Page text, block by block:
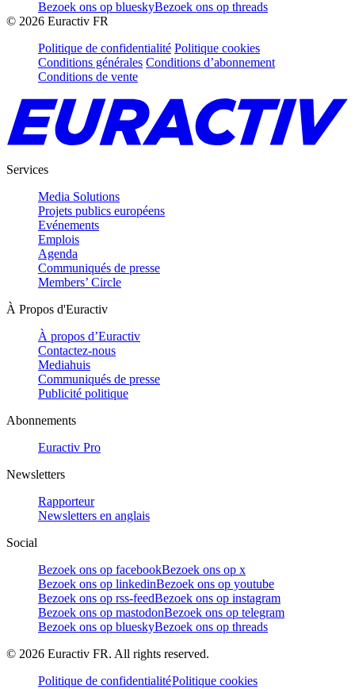
Bezoek ons op blueskyBezoek ons op threads
© 2026 Euractiv FR
Politique de confidentialité Politique cookies
Conditions générales Conditions d’abonnement
Conditions de vente
Services
Media Solutions
Projets publics européens
Evénements
Emplois
Agenda
Communiqués de presse
Members’ Circle
À Propos d'Euractiv
À propos d’Euractiv
Contactez-nous
Mediahuis
Communiqués de presse
Publicité politique
Abonnements
Euractiv Pro
Newsletters
Rapporteur
Newsletters en anglais
Social
Bezoek ons op facebookBezoek ons op x
Bezoek ons op linkedinBezoek ons op youtube
Bezoek ons op rss-feedBezoek ons op instagram
Bezoek ons op mastodonBezoek ons op telegram
Bezoek ons op blueskyBezoek ons op threads
© 2026 Euractiv FR. All rights reserved.
Politique de confidentialitéPolitique cookies